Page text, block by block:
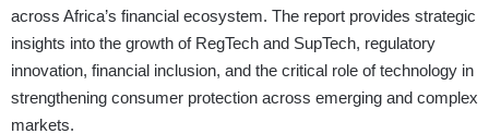
across Africa’s financial ecosystem. The report provides strategic
insights into the growth of RegTech and SupTech, regulatory
innovation, financial inclusion, and the critical role of technology in
strengthening consumer protection across emerging and complex
markets.